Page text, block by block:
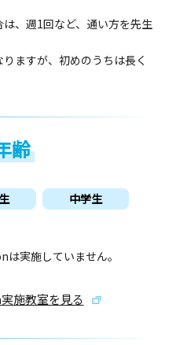
、週1回など、通い方を先生
ますが、初めのうちは長く
齢
中学生
実施していません。
施教室を見る